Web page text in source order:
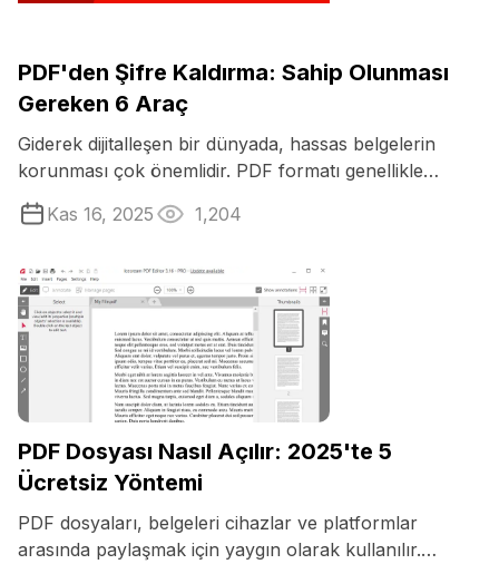
PDF'den Şifre Kaldırma: Sahip Olunması
Gereken 6 Araç
Giderek dijitalleşen bir dünyada, hassas belgelerin
korunması çok önemlidir. PDF formatı genellikle
elektronik ortamda bilgi ...
Kas 16, 2025 1,204
PDF Dosyası Nasıl Açılır: 2025'te 5
Ücretsiz Yöntemi
PDF dosyaları, belgeleri cihazlar ve platformlar
arasında paylaşmak için yaygın olarak kullanılır.